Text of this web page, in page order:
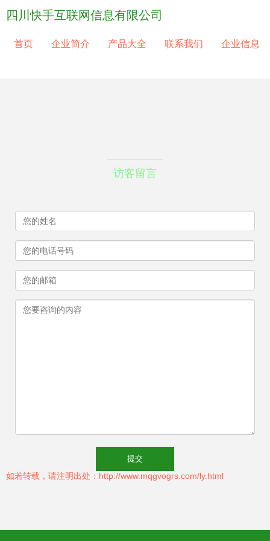
四川快手互联网信息有限公司
首页 企业简介 产品大全 联系我们 企业信息
访客留言
如若转载，请注明出处：http://www.mqgvogrs.com/ly.html